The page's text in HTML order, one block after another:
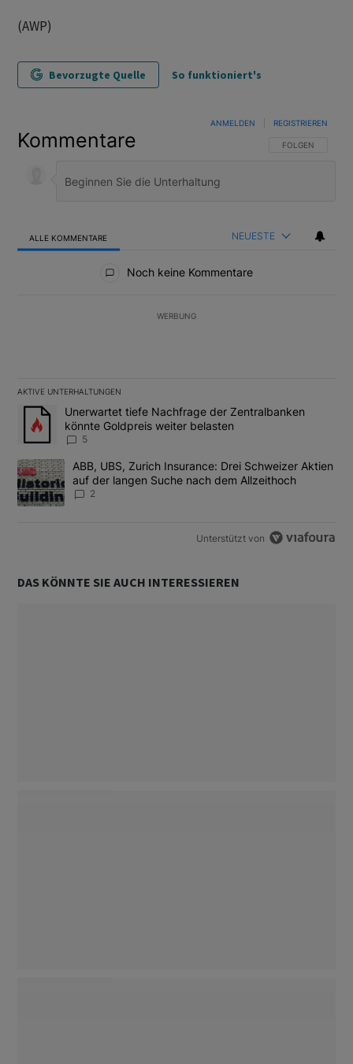
(AWP)
Bevorzugte Quelle So funktioniert's
Kommentare FOLGE DIESER
FOLGEN
ANMELDEN REGISTRIEREN
ALLE KOMMENTARE NEUESTE
Noch keine Kommentare
WERBUNG
AKTIVE UNTERHALTUNGEN
Das Folgende ist eine Liste der am meisten kommentierten
Ein Trendartikel mit dem Titel "Unerwartet tiefe Nachfrage der
Unerwartet tiefe Nachfrage der Zentralbanken
könnte Goldpreis weiter belasten
5
Ein Trendartikel mit dem Titel "ABB, UBS, Zurich Insurance:
ABB, UBS, Zurich Insurance: Drei Schweizer Aktien
auf der langen Suche nach dem Allzeithoch
2
Unterstützt von
DAS KÖNNTE SIE AUCH INTERESSIEREN